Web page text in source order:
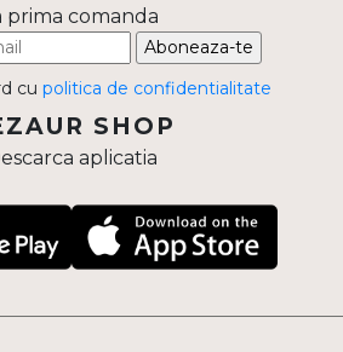
prima comanda
Aboneaza-te
cu politica de confidentialitate
SHOP
aplicatia